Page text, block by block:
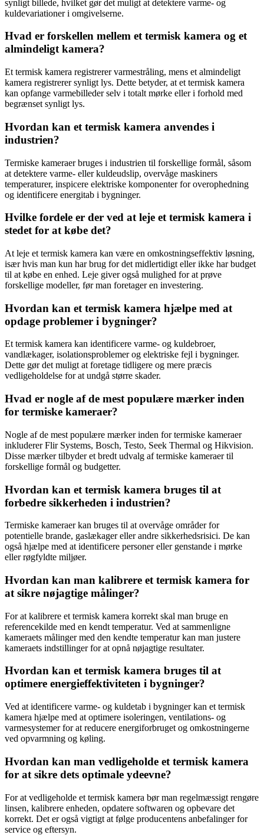
synligt billede, hvilket gør det muligt at detektere varme- og
kuldevariationer i omgivelserne.
Hvad er forskellen mellem et termisk kamera og et
almindeligt kamera?
Et termisk kamera registrerer varmestråling, mens et almindeligt
kamera registrerer synligt lys. Dette betyder, at et termisk kamera
kan opfange varmebilleder selv i totalt mørke eller i forhold med
begrænset synligt lys.
Hvordan kan et termisk kamera anvendes i
industrien?
Termiske kameraer bruges i industrien til forskellige formål, såsom
at detektere varme- eller kuldeudslip, overvåge maskiners
temperaturer, inspicere elektriske komponenter for overophedning
og identificere energitab i bygninger.
Hvilke fordele er der ved at leje et termisk kamera i
stedet for at købe det?
At leje et termisk kamera kan være en omkostningseffektiv løsning,
især hvis man kun har brug for det midlertidigt eller ikke har budget
til at købe en enhed. Leje giver også mulighed for at prøve
forskellige modeller, før man foretager en investering.
Hvordan kan et termisk kamera hjælpe med at
opdage problemer i bygninger?
Et termisk kamera kan identificere varme- og kuldebroer,
vandlækager, isolationsproblemer og elektriske fejl i bygninger.
Dette gør det muligt at foretage tidligere og mere præcis
vedligeholdelse for at undgå større skader.
Hvad er nogle af de mest populære mærker inden
for termiske kameraer?
Nogle af de mest populære mærker inden for termiske kameraer
inkluderer Flir Systems, Bosch, Testo, Seek Thermal og Hikvision.
Disse mærker tilbyder et bredt udvalg af termiske kameraer til
forskellige formål og budgetter.
Hvordan kan et termisk kamera bruges til at
forbedre sikkerheden i industrien?
Termiske kameraer kan bruges til at overvåge områder for
potentielle brande, gaslækager eller andre sikkerhedsrisici. De kan
også hjælpe med at identificere personer eller genstande i mørke
eller røgfyldte miljøer.
Hvordan kan man kalibrere et termisk kamera for
at sikre nøjagtige målinger?
For at kalibrere et termisk kamera korrekt skal man bruge en
referencekilde med en kendt temperatur. Ved at sammenligne
kameraets målinger med den kendte temperatur kan man justere
kameraets indstillinger for at opnå nøjagtige resultater.
Hvordan kan et termisk kamera bruges til at
optimere energieffektiviteten i bygninger?
Ved at identificere varme- og kuldetab i bygninger kan et termisk
kamera hjælpe med at optimere isoleringen, ventilations- og
varmesystemer for at reducere energiforbruget og omkostningerne
ved opvarmning og køling.
Hvordan kan man vedligeholde et termisk kamera
for at sikre dets optimale ydeevne?
For at vedligeholde et termisk kamera bør man regelmæssigt rengøre
linsen, kalibrere enheden, opdatere softwaren og opbevare det
korrekt. Det er også vigtigt at følge producentens anbefalinger for
service og eftersyn.